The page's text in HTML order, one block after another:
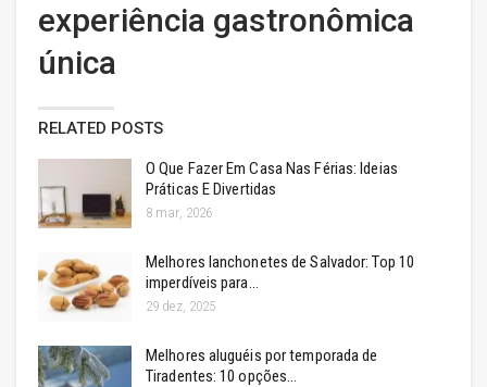
experiência gastronômica
única
RELATED POSTS
O Que Fazer Em Casa Nas Férias: Ideias
Práticas E Divertidas
8 mar, 2026
Melhores lanchonetes de Salvador: Top 10
imperdíveis para…
29 dez, 2025
Melhores aluguéis por temporada de
Tiradentes: 10 opções…